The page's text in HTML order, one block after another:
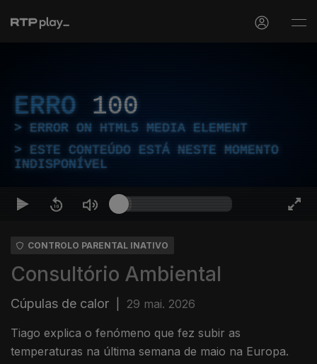
ERRO 100
ERROR ON HTML5 MEDIA ELEMENT
ESTE CONTEÚDO ESTÁ NESTE MOMENTO
INDISPONÍVEL
CONTROLO PARENTAL INATIVO
Consultório Ambiental
Cúpulas de calor 29 mai. 2026
Tiago explica o fenómeno que fez subir as
temperaturas na última semana de maio na Europa.